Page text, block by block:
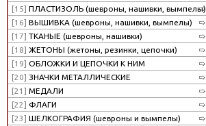
[15] ПЛАСТИЗОЛЬ (шевроны, нашивки, вымпелы)
[16] ВЫШИВКА (шевроны, нашивки, вымпелы)
[17] ТКАНЫЕ (шевроны, нашивки)
[18] ЖЕТОНЫ (жетоны, резинки, цепочки)
[19] ОБЛОЖКИ И ЦЕПОЧКИ К НИМ
[20] ЗНАЧКИ МЕТАЛЛИЧЕСКИЕ
[21] МЕДАЛИ
[22] ФЛАГИ
[23] ШЕЛКОГРАФИЯ (шевроны и вымпелы)